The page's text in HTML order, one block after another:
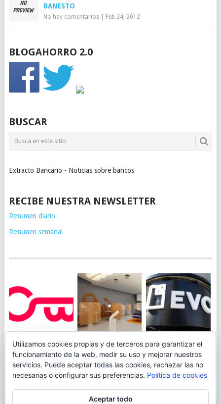
BANESTO
No hay comentarios| Feb 24, 2012
BLOGAHORRO 2.0
BUSCAR
Extracto Bancario - Noticias sobre bancos
RECIBE NUESTRA NEWSLETTER
Resumen diario
Resumen semanal
JUEGA AL
CANICÓDROMO
DIGITAL DE
OPENBANK
ING TOCA SUELO EN
LA RENTABILIDAD
DE SU CUENTA
NARANJA: 0,01% TAE
EVO BANK
PERMITIRÁ
INGRESAR DINERO
DESDE LAS OFICINAS
Utilizamos cookies propias y de terceros para garantizar el
funcionamiento de la web, medir su uso y mejorar nuestros
servicios. Puede aceptar todas las cookies, rechazar las no
necesarias o configurar sus preferencias. Política de cookies
Aceptar todo